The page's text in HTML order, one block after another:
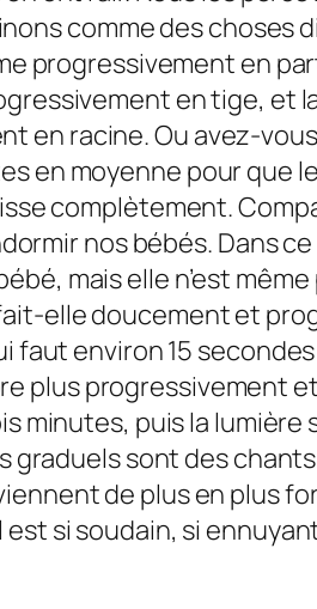
comme des choses
progressivement en
en tige, et
en racine. Ou avez-
en moyenne pour que
complètement.
nos bébés. Dans
mais elle n’est
elle doucement et
faut environ 15
plus progressivement
minutes, puis la lumière
sont des
de plus en plus
si soudain, si